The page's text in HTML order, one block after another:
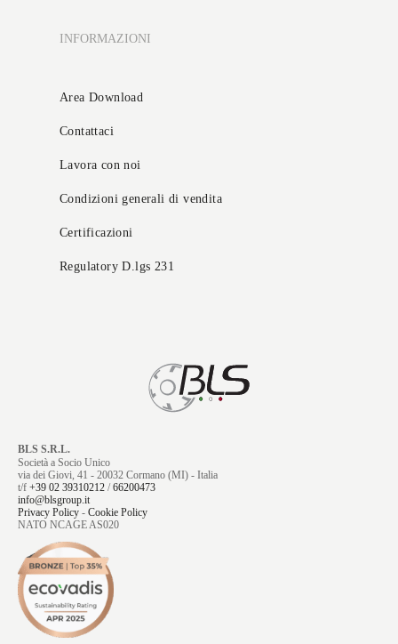
INFORMAZIONI
Area Download
Contattaci
Lavora con noi
Condizioni generali di vendita
Certificazioni
Regulatory D.lgs 231
BLS S.R.L.
Società a Socio Unico
via dei Giovi, 41 - 20032 Cormano (MI) - Italia
t/f +39 02 39310212 /66200473
info@blsgroup.it
Privacy Policy - Cookie Policy
NATO NCAGE AS020